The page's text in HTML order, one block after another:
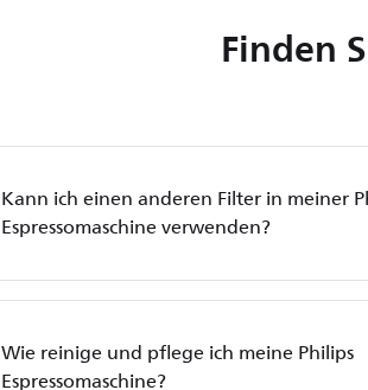
Finden
Kann ich einen anderen Filter in meiner
Espressomaschine verwenden?
Wie reinige und pflege ich meine Philips
Espressomaschine?